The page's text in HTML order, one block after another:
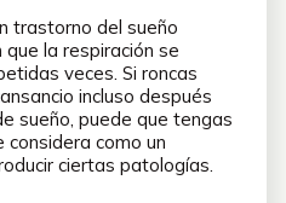
trastorno del sueño
la respiración se
veces. Si roncas
incluso después
sueño, puede que tengas
considera como un
ciertas patologías.